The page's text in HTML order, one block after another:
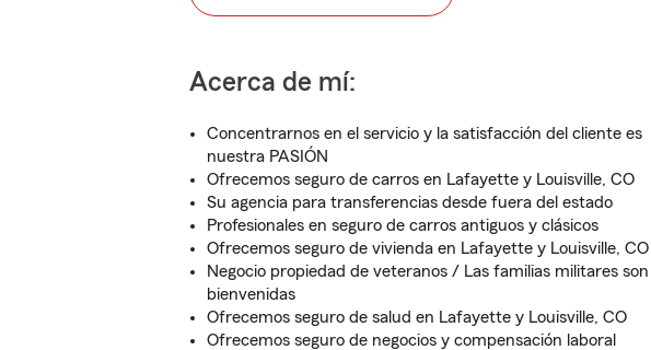
Acerca de mí:
Concentrarnos en el servicio y la satisfacción del cliente es
nuestra PASIÓN
Ofrecemos seguro de carros en Lafayette y Louisville, CO
Su agencia para transferencias desde fuera del estado
Profesionales en seguro de carros antiguos y clásicos
Ofrecemos seguro de vivienda en Lafayette y Louisville, CO
Negocio propiedad de veteranos / Las familias militares son
bienvenidas
Ofrecemos seguro de salud en Lafayette y Louisville, CO
Ofrecemos seguro de negocios y compensación laboral